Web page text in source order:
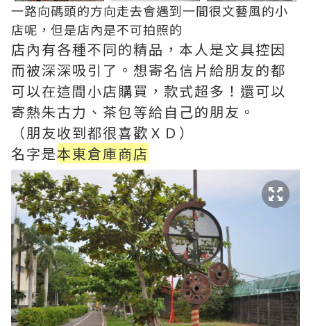
一路向碼頭的方向走去會遇到一間很文藝風的小
店呢，但是店內是不可拍照的
店內有各種不同的精品，本人是文具控因
而被深深吸引了。想寄名信片給朋友的都
可以在這間小店購買，款式超多！還可以
寄熱朱古力、茶包等給自己的朋友。
（朋友收到都很喜歡ＸＤ）
名字是本東倉庫商店